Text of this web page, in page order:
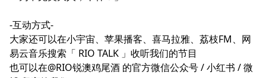
-互动方式-
大家还可以在小宇宙、苹果播客、喜马拉雅、荔枝FM、网
易云音乐搜索「 RIO TALK 」收听我们的节目
也可以在@RIO锐澳鸡尾酒 的官方微信公众号 /小红书 /微